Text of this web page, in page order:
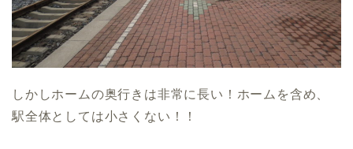
しかしホームの奥行きは非常に長い！ホームを含め、
駅全体としては小さくない！！